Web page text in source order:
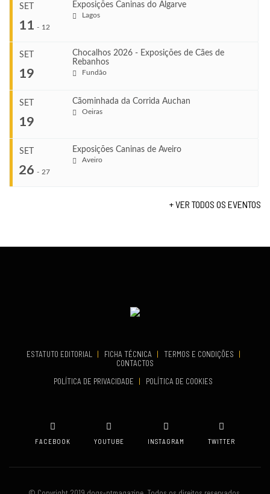
COMEÇA
Ago 22, 2026
Ago 23, 2026
VENUE
SET
11 - 12
Exposições Caninas do Algarve
Lagos
COMEÇA
Set 11, 2026
Set 12, 2026
VENUE
SET
19
Chocalhos 2026 - Exposições de Cães de
Rebanhos
Fundão
COMEÇA
Set 19, 2026
SET
19
Cãominhada da Corrida Auchan
Oeiras
TERMINA
SET
26 - 27
Exposições Caninas de Aveiro
Aveiro
+ VER TODOS OS EVENTOS
ESTATUTO EDITORIAL | FICHA TÉCNICA | TERMOS E CONDIÇÕES
|
CONTACTOS
POLÍTICA DE PRIVACIDADE
| POLÍTICA DE COOKIES
FACEBOOK YOUTUBE INSTAGRAM TWITTER